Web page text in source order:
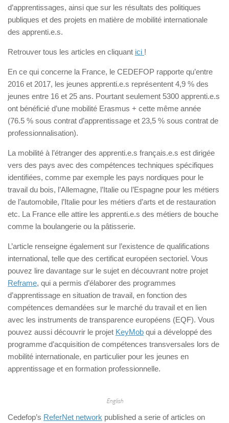
d’apprentissages, ainsi que sur les résultats des politiques
publiques et des projets en matière de mobilité internationale
des apprenti.e.s.
Retrouver tous les articles en cliquant ici !
En ce qui concerne la France, le CEDEFOP rapporte qu’entre
2016 et 2017, les jeunes apprenti.e.s représentent 4,9 % des
jeunes entre 16 et 25 ans. Pourtant seulement 5300 apprenti.e.s
ont bénéficié d’une mobilité Erasmus + cette même année
(76.5 % sous contrat d’apprentissage et 23,5 % sous contrat de
professionnalisation).
La mobilité à l’étranger des apprenti.e.s français.e.s est dirigée
vers des pays avec des compétences techniques spécifiques
identifiées, comme par exemple les pays nordiques pour le
travail du bois, l’Allemagne, l’Italie ou l’Espagne pour les métiers
de l’automobile, l’Italie pour les métiers d’arts et de restauration
etc. La France elle attire les apprenti.e.s des métiers de bouche
comme la boulangerie ou la pâtisserie.
L’article renseigne également sur l’existence de qualifications
international, telle que des certificat européen sectoriel. Vous
pouvez lire davantage sur le sujet en découvrant notre projet
Reframe, qui a permis d’élaborer des programmes
d’apprentissage en situation de travail, en fonction des
compétences demandées sur le marché du travail et en lien
avec les instruments de transparence européens (EQF). Vous
pouvez aussi découvrir le projet KeyMob qui a développé des
programme d’acquisition de compétences transversales lors de
mobilité internationale, en particulier pour les jeunes en
apprentissage et en formation professionnelle.
English
Cedefop’s ReferNet network published a serie of articles on